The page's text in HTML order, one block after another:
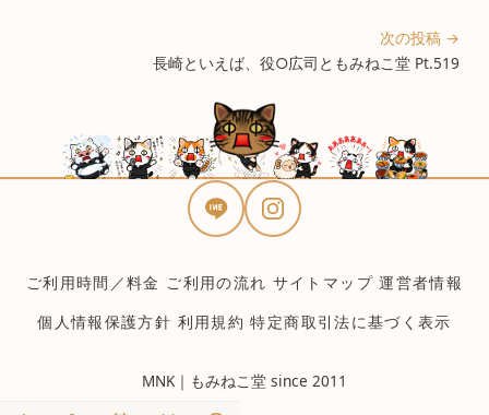
次の投稿 →
長崎といえば、役○広司ともみねこ堂 Pt.519
ご利用時間／料金 ご利用の流れ サイトマップ 運営者情報
個人情報保護方針 利用規約 特定商取引法に基づく表示
MNK｜もみねこ堂 since 2011